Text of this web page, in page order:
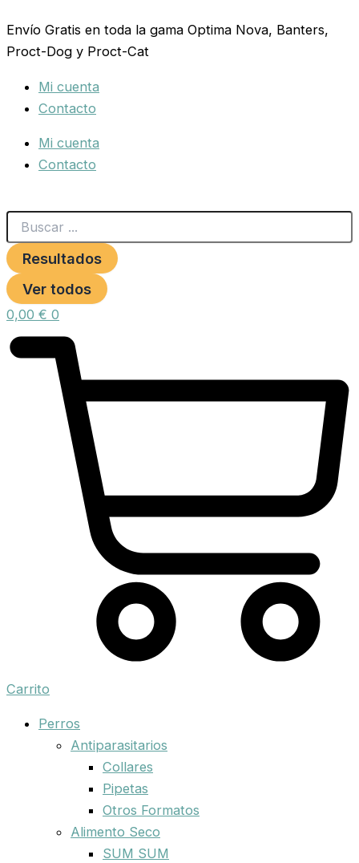
al
contenido
Envío Gratis en toda la gama Optima Nova, Banters,
Proct-Dog y Proct-Cat
Mi cuenta
Contacto
Mi cuenta
Contacto
...
Resultados
Ver todos
0,00 € 0
Carrito
Perros
Antiparasitarios
Collares
Pipetas
Otros Formatos
Alimento Seco
SUM SUM
BLANCO
ARGENTEUIL
SOBRE